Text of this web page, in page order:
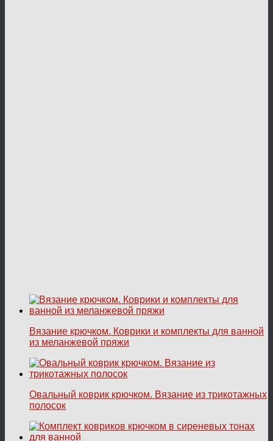
Вязание крючком. Коврики и комплекты для ванной
из меланжевой пряжи
Овальный коврик крючком. Вязание из трикотажных
полосок